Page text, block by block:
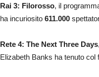
Rai 3: Filorosso, il
ha incuriosito 611.000
Rete 4: The Next Three Days
Elizabeth Banks ha tenuto col